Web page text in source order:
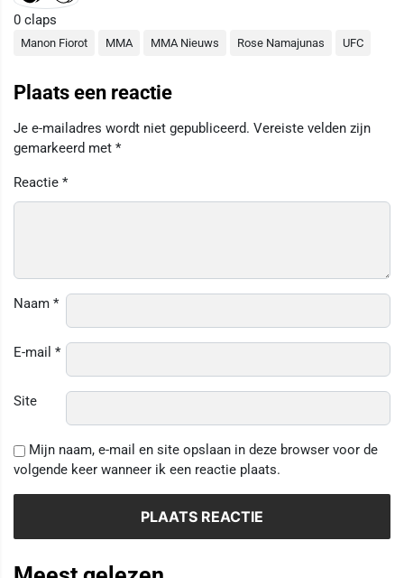
0 claps
Manon Fiorot MMA MMA Nieuws Rose Namajunas UFC
Plaats een reactie
Je e-mailadres wordt niet gepubliceerd. Vereiste velden zijn
gemarkeerd met *
Reactie *
Naam *
E-mail *
Site
Mijn naam, e-mail en site opslaan in deze browser voor de
volgende keer wanneer ik een reactie plaats.